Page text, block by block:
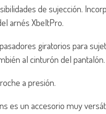
de sujección.
arnés XbeltPro.
giratorios para
al cinturón del pantalón.
a presión.
es un accesorio muy